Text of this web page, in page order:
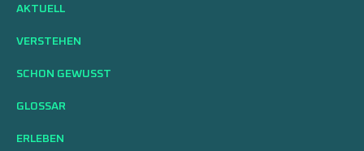
AKTUELL
VERSTEHEN
SCHON GEWUSST
GLOSSAR
ERLEBEN